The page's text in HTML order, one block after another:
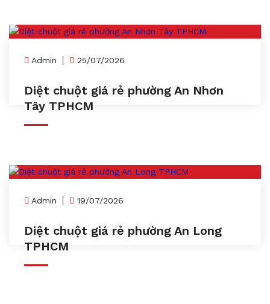
Admin 25/07/2026
Diệt chuột giá rẻ phường An Nhơn
Tây TPHCM
Admin 19/07/2026
Diệt chuột giá rẻ phường An Long
TPHCM